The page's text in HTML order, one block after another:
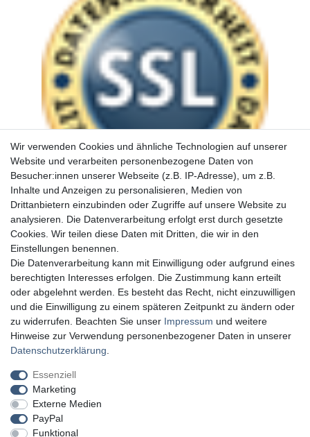
Wir verwenden Cookies und ähnliche Technologien auf unserer
Website und verarbeiten personenbezogene Daten von
Besucher:innen unserer Webseite (z.B. IP-Adresse), um z.B.
Inhalte und Anzeigen zu personalisieren, Medien von
Drittanbietern einzubinden oder Zugriffe auf unsere Website zu
analysieren. Die Datenverarbeitung erfolgt erst durch gesetzte
Cookies. Wir teilen diese Daten mit Dritten, die wir in den
Einstellungen benennen.
Die Datenverarbeitung kann mit Einwilligung oder aufgrund eines
berechtigten Interesses erfolgen. Die Zustimmung kann erteilt
oder abgelehnt werden. Es besteht das Recht, nicht einzuwilligen
und die Einwilligung zu einem späteren Zeitpunkt zu ändern oder
zu widerrufen. Beachten Sie unser Impressum und weitere
Hinweise zur Verwendung personenbezogener Daten in unserer
Daten­schutz­erklärung
Essenziell
Marketing
Externe Medien
PayPal
Funktional